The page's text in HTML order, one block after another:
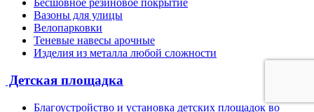
Бесшовное резиновое покрытие
Вазоны для улицы
Велопарковки
Теневые навесы арочные
Изделия из металла любой сложности
Детская площадка
Благоустройство и установка детских площадок во